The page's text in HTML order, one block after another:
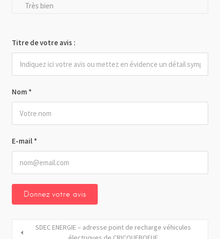
Nom *
E-mail *
Très bien
Titre de votre avis :
SDEC ENERGIE – adresse point de recharge véhicules